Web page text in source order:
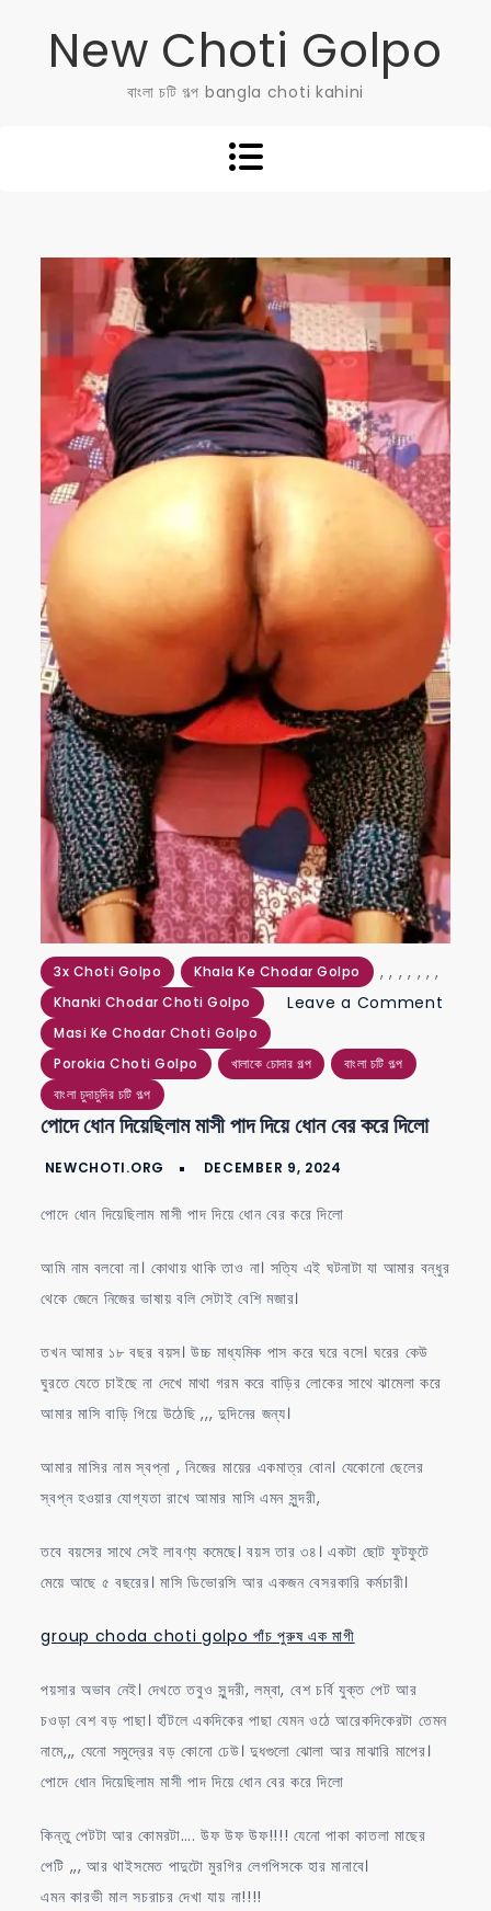
New Choti Golpo
বাংলা চটি গল্প bangla choti kahini
3x Choti Golpo ,
Khala Ke Chodar Golpo ,
Khanki Chodar Choti Golpo
,
Masi Ke Chodar Choti Golpo
,
Porokia Choti Golpo
,
খালাকে চোদার গল্প
,
বাংলা চটি গল্প
,
বাংলা চুদাচুদির চটি গল্প
Leave a Comment
পোদে
দিয়েছিলাম
দিয়ে
বের
করে
পোদে ধোন দিয়েছিলাম মাসী পাদ দিয়ে ধোন বের করে দিলো
পোদে ধোন দিয়েছিলাম মাসী পাদ দিয়ে ধোন বের করে দিলো
আমি নাম বলবো না। কোথায় থাকি তাও না। সত্যি এই ঘটনাটা যা আমার বন্ধুর
থেকে জেনে নিজের ভাষায় বলি সেটাই বেশি মজার।
তখন আমার ১৮ বছর বয়স। উচ্চ মাধ্যমিক পাস করে ঘরে বসে। ঘরের কেউ
ঘুরতে যেতে চাইছে না দেখে মাথা গরম করে বাড়ির লোকের সাথে ঝামেলা করে
আমার মাসি বাড়ি গিয়ে উঠেছি ,,, দুদিনের জন্য।
আমার মাসির নাম স্বপ্না , নিজের মায়ের একমাত্র বোন। যেকোনো ছেলের
স্বপ্ন হওয়ার যোগ্যতা রাখে আমার মাসি এমন সুন্দরী,
তবে বয়সের সাথে সেই লাবণ্য কমেছে। বয়স তার ৩৪। একটা ছোট ফুটফুটে
মেয়ে আছে ৫ বছরের। মাসি ডিভোরসি আর একজন বেসরকারি কর্মচারী।
group choda choti golpo পাঁচ পুরুষ এক মাগী
পয়সার অভাব নেই। দেখতে তবুও সুন্দরী, লম্বা, বেশ চর্বি যুক্ত পেট আর
চওড়া বেশ বড় পাছা। হাঁটলে একদিকের পাছা যেমন ওঠে আরেকদিকেরটা তেমন
নামে,,, যেনো সমুদ্রের বড় কোনো ঢেউ। দুধগুলো ঝোলা আর মাঝারি মাপের।
পোদে ধোন দিয়েছিলাম মাসী পাদ দিয়ে ধোন বের করে দিলো
কিন্তু পেটটা আর কোমরটা…. উফ উফ উফ!!!! যেনো পাকা কাতলা মাছের
পেটি ,,, আর থাইসমেত পাদুটো মুরগির লেগপিসকে হার মানাবে।
এমন কারভী মাল সচরাচর দেখা যায় না!!!!